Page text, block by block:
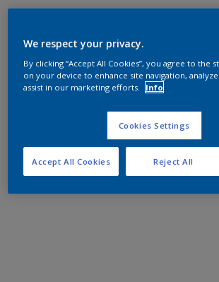
We respect your privacy.
By clicking “Accept All Cookies”, you agree to the
on your device to enhance site navigation, analyze
assist in our marketing efforts.
Info
Cookies Settings
Reject All
Accept All Cookies